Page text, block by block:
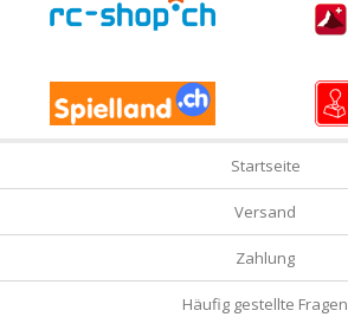
Startseite
Versand
Zahlung
Häufig gestellte Fragen